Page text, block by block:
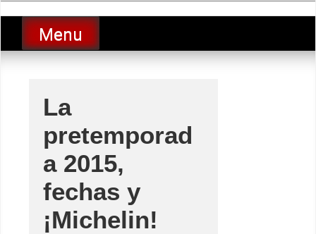
to
contentLucio Lopez GP
luciolopezgp
Menu
La
pretemporad
a 2015,
fechas y
¡Michelin!